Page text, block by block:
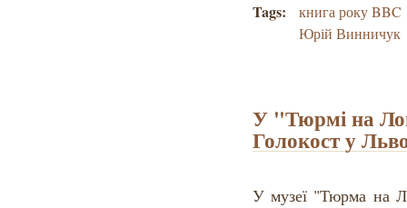
Tags:
книга року BBC
Юрій Винничук
У "Тюрмі на
Голокост у
У музеї "Тюрма на